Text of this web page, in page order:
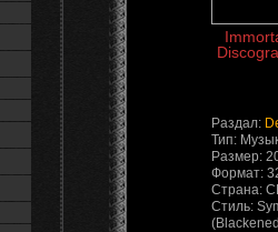
Раздал:
Тип:
Размер:
Формат:
Страна:
Стиль: